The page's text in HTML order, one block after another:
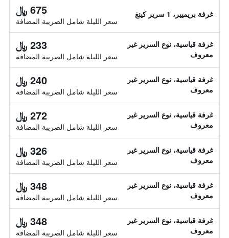
غرفة بريميير، 1 سرير كينغ 675 ﷼
سعر الليلة شامل الصريبة المضافة
غرفة قياسية، نوع السرير غير
معروف
233 ﷼
سعر الليلة شامل الصريبة المضافة
غرفة قياسية، نوع السرير غير
معروف
240 ﷼
سعر الليلة شامل الصريبة المضافة
غرفة قياسية، نوع السرير غير
معروف
272 ﷼
سعر الليلة شامل الصريبة المضافة
غرفة قياسية، نوع السرير غير
معروف
326 ﷼
سعر الليلة شامل الصريبة المضافة
غرفة قياسية، نوع السرير غير
معروف
348 ﷼
سعر الليلة شامل الصريبة المضافة
غرفة قياسية، نوع السرير غير
معروف
348 ﷼
سعر الليلة شامل الصريبة المضافة